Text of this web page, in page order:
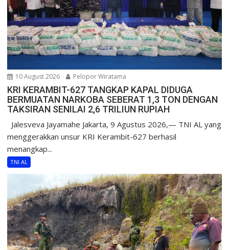
10 August 2026 Pelopor Wiratama
KRI KERAMBIT-627 TANGKAP KAPAL DIDUGA
BERMUATAN NARKOBA SEBERAT 1,3 TON DENGAN
TAKSIRAN SENILAI 2,6 TRILIUN RUPIAH
Jalesveva Jayamahe Jakarta, 9 Agustus 2026,— TNI AL yang
menggerakkan unsur KRI Kerambit-627 berhasil
menangkap...
TNI AL